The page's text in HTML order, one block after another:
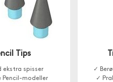
Tips
ekstra spisser
Pencil-modeller
✓
✓